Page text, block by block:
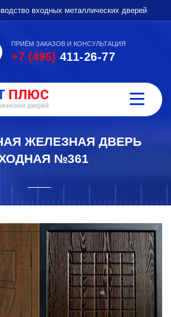
входных металлических дверей
ПРИЁМ ЗАКАЗОВ И КОНСУЛЬТАЦИЯ
+7 (495) 411-26-77
ЖЕЛЕЗНАЯ ДВЕРЬ
№361